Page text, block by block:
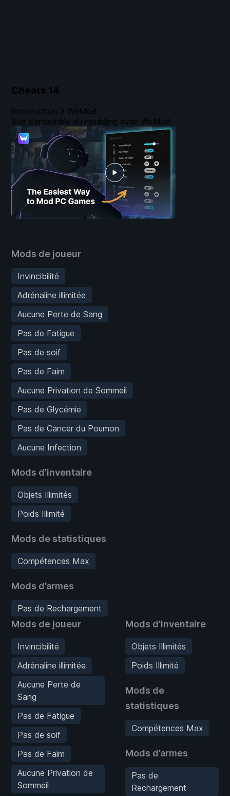
Cheats 14
Mods de joueur
Invincibilité
Adrénaline illimitée
Aucune Perte de Sang
Pas de Fatigue
Pas de soif
Pas de Faim
Aucune Privation de Sommeil
Pas de Glycémie
Pas de Cancer du Poumon
Aucune Infection
Mods d’inventaire
Objets Illimités
Poids Illimité
Mods de statistiques
Compétences Max
Mods d’armes
Pas de Rechargement
Mods de joueur
Invincibilité
Adrénaline illimitée
Aucune Perte de
Sang
Pas de Fatigue
Pas de soif
Pas de Faim
Aucune Privation de
Sommeil
Mods d’inventaire
Objets Illimités
Poids Illimité
Mods de
statistiques
Compétences Max
Mods d’armes
Pas de
Rechargement
Introduction à WeMod
Vue d’ensemble du modding avec WeMod